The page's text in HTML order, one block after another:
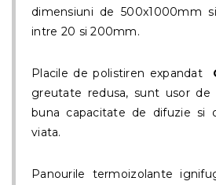
dimensiuni de 500x1000mm
intre 20 si 200mm.
Placile de polistiren expandat
greutate redusa, sunt usor
buna capacitate de difuzie si
viata.
Panourile termoizolante